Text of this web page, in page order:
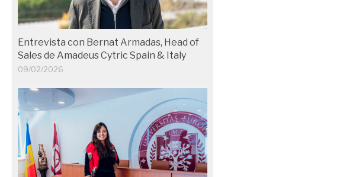
Entrevista con Bernat Armadas, Head of
Sales de Amadeus Cytric Spain & Italy
09/02/2026